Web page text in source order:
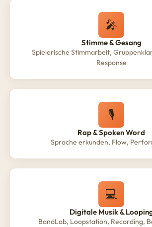
🎤
Stimme & Gesang
Spielerische Stimmarbeit,
Response
🎙️
Rap & Spoken Word
Sprache erkunden, Flow,
💻
Digitale Musik &
BandLab, Loopstation, Recording,